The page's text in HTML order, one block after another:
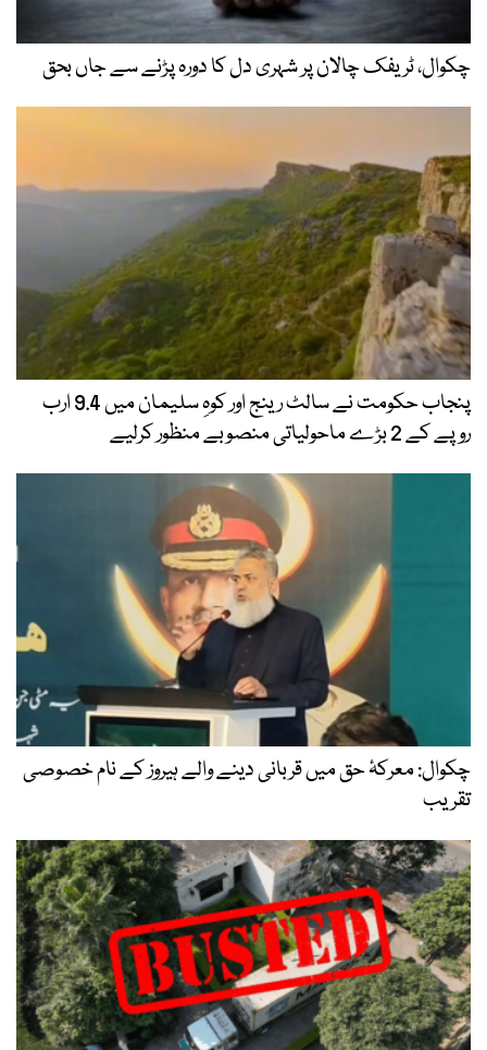
چکوال، ٹریفک چالان پر شہری دل کا دورہ پڑنے سے جاں بحق
پنجاب حکومت نے سالٹ رینج اور کوہِ سلیمان میں 9.4 ارب
روپے کے 2 بڑے ماحولیاتی منصوبے منظور کرلیے
چکوال: معرکۂ حق میں قربانی دینے والے ہیروز کے نام خصوصی
تقریب